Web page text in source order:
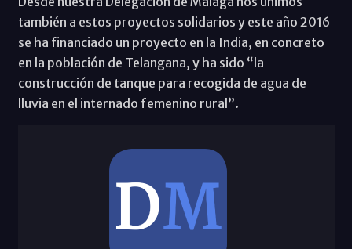
también a estos proyectos solidarios y este año 2016
se ha financiado un proyecto en la India, en concreto
en la población de Telangana, y ha sido “la
construcción de tanque para recogida de agua de
lluvia en el internado femenino rural”.